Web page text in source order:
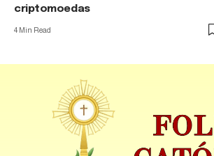
criptomoedas
4 Min Read